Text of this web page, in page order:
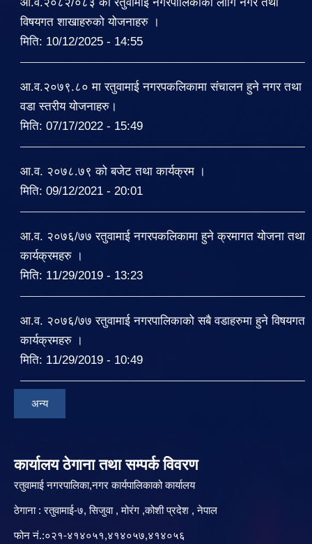
विषयगत शाखाहरुको योजनाहरु ।
मिति: 10/12/2025 - 14:55
आ.व.२०७९.८० मा रतुवामाई नगरपकलिकामा संचालन हुने नगर तथा
वडा स्तरीय योजनाहरु।
मिति: 07/17/2022 - 15:49
आ.व. २०७८.७९ को बजेट तथा कार्यक्रम ।
मिति: 09/12/2021 - 20:01
आ.व. २०७६/७७ रतुवामाई नगरपकलिकामा हुने क्रमागत योजना तथा
कार्यक्रमहरु ।
मिति: 11/29/2019 - 13:23
आ.व. २०७६/७७ रतुवामाई नगरपालिकाको सबै वडाहरुमा हुने विषयगत
कार्यक्रमहरु ।
मिति: 11/29/2019 - 10:49
अन्य
कार्यालय ठेगाना तथा सम्पर्क विवरण
रतुवामाई नगरपालिका,नगर कार्यपालिकाको कार्यालय
ठेगाना : रतुवामाई-७, सिजुवा , मोरंग ,कोशी प्रदेश , नेपाल
फोन नं.:०२१-४१४०५१,४१४०५७,४१४०५६